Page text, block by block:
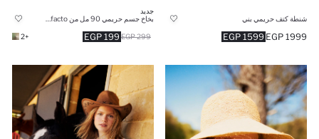
شنطة كتف حريمي بني
1599 EGP 1999 EGP
جديد
199 EGP 299 EGP
+2